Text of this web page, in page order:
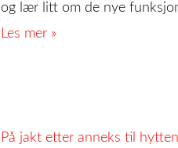
og lær litt om de nye
Les mer »
På jakt etter anneks til